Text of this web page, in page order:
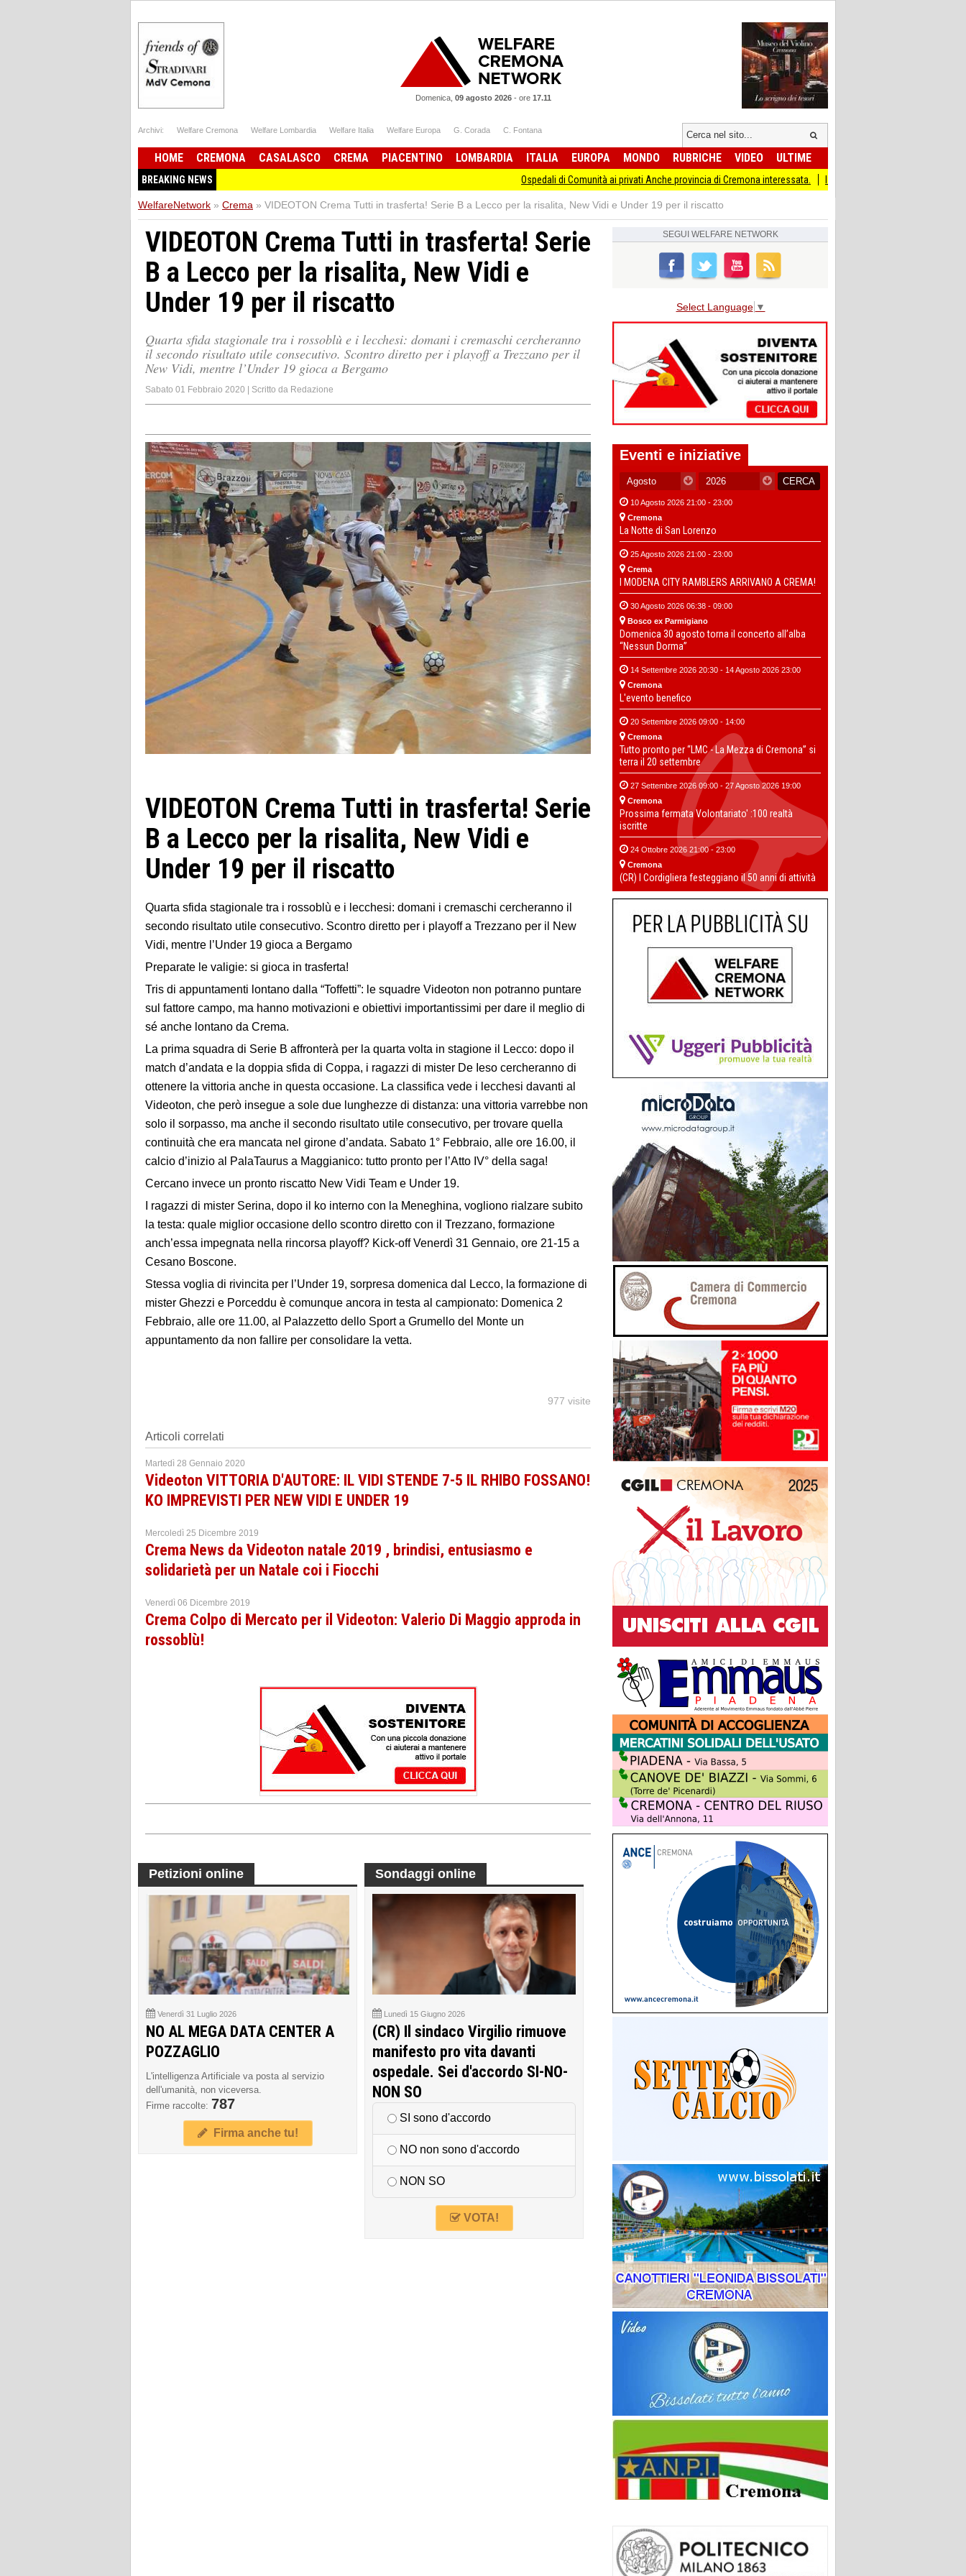
Domenica, 09 agosto 2026- ore 17.11
Archivi: Welfare Cremona Welfare Lombardia Welfare Italia Welfare Europa G. Corada C. Fontana
HOME CREMONA CASALASCO CREMA PIACENTINO LOMBARDIA ITALIA EUROPA MONDO RUBRICHE VIDEO ULTIME
BREAKING NEWS Ospedali di Comunità ai privati Anche provincia di Cremona interessata. I MODENA CITY RAMBLERS ARRIVANO A CREMA!
WelfareNetwork » Crema » VIDEOTON Crema Tutti in trasferta! Serie B a Lecco per la risalita, New Vidi e Under 19 per il riscatto
VIDEOTON Crema Tutti in trasferta! Serie
B a Lecco per la risalita, New Vidi e
Under 19 per il riscatto
Quarta sfida stagionale tra i rossoblù e i lecchesi: domani i cremaschi cercheranno
il secondo risultato utile consecutivo. Scontro diretto per i playoff a Trezzano per il
New Vidi, mentre l’Under 19 gioca a Bergamo
Sabato 01 Febbraio 2020 | Scritto da Redazione
VIDEOTON Crema Tutti in trasferta! Serie
B a Lecco per la risalita, New Vidi e
Under 19 per il riscatto
Quarta sfida stagionale tra i rossoblù e i lecchesi: domani i cremaschi cercheranno il
secondo risultato utile consecutivo. Scontro diretto per i playoff a Trezzano per il New
Vidi, mentre l’Under 19 gioca a Bergamo
Preparate le valigie: si gioca in trasferta!
Tris di appuntamenti lontano dalla “Toffetti”: le squadre Videoton non potranno puntare
sul fattore campo, ma hanno motivazioni e obiettivi importantissimi per dare il meglio di
sé anche lontano da Crema.
La prima squadra di Serie B affronterà per la quarta volta in stagione il Lecco: dopo il
match d’andata e la doppia sfida di Coppa, i ragazzi di mister De Ieso cercheranno di
ottenere la vittoria anche in questa occasione. La classifica vede i lecchesi davanti al
Videoton, che però insegue a sole due lunghezze di distanza: una vittoria varrebbe non
solo il sorpasso, ma anche il secondo risultato utile consecutivo, per trovare quella
continuità che era mancata nel girone d’andata. Sabato 1° Febbraio, alle ore 16.00, il
calcio d’inizio al PalaTaurus a Maggianico: tutto pronto per l’Atto IV° della saga!
Cercano invece un pronto riscatto New Vidi Team e Under 19.
I ragazzi di mister Serina, dopo il ko interno con la Meneghina, vogliono rialzare subito
la testa: quale miglior occasione dello scontro diretto con il Trezzano, formazione
anch’essa impegnata nella rincorsa playoff? Kick-off Venerdì 31 Gennaio, ore 21-15 a
Cesano Boscone.
Stessa voglia di rivincita per l’Under 19, sorpresa domenica dal Lecco, la formazione di
mister Ghezzi e Porceddu è comunque ancora in testa al campionato: Domenica 2
Febbraio, alle ore 11.00, al Palazzetto dello Sport a Grumello del Monte un
appuntamento da non fallire per consolidare la vetta.
977 visite
Articoli correlati
Martedì 28 Gennaio 2020
Videoton VITTORIA D'AUTORE: IL VIDI STENDE 7-5 IL RHIBO FOSSANO!
KO IMPREVISTI PER NEW VIDI E UNDER 19
Mercoledì 25 Dicembre 2019
Crema News da Videoton natale 2019 , brindisi, entusiasmo e
solidarietà per un Natale coi i Fiocchi
Venerdì 06 Dicembre 2019
Crema Colpo di Mercato per il Videoton: Valerio Di Maggio approda in
rossoblù!
Petizioni online
Venerdì 31 Luglio 2026
NO AL MEGA DATA CENTER A
POZZAGLIO
L'intelligenza Artificiale va posta al servizio
dell'umanità, non viceversa.
Firme raccolte: 787
Firma anche tu!
Sondaggi online
Lunedì 15 Giugno 2026
(CR) Il sindaco Virgilio rimuove
manifesto pro vita davanti
ospedale. Sei d'accordo SI-NO-
NON SO
SI sono d'accordo
NO non sono d'accordo
NON SO
VOTA!
SEGUI WELFARE NETWORK
Select Language ▼
Eventi e iniziative
10 Agosto 2026 21:00 - 23:00
Cremona
La Notte di San Lorenzo
25 Agosto 2026 21:00 - 23:00
Crema
I MODENA CITY RAMBLERS ARRIVANO A CREMA!
30 Agosto 2026 06:38 - 09:00
Bosco ex Parmigiano
Domenica 30 agosto torna il concerto all’alba
“Nessun Dorma”
14 Settembre 2026 20:30 - 14 Agosto 2026 23:00
Cremona
L'evento benefico
20 Settembre 2026 09:00 - 14:00
Cremona
Tutto pronto per “LMC - La Mezza di Cremona” si
terra il 20 settembre
27 Settembre 2026 09:00 - 27 Agosto 2026 19:00
Cremona
Prossima fermata Volontariato' :100 realtà
iscritte
24 Ottobre 2026 21:00 - 23:00
Cremona
(CR) I Cordigliera festeggiano il 50 anni di attività